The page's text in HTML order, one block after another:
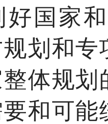
好国家
划和
体规
和可